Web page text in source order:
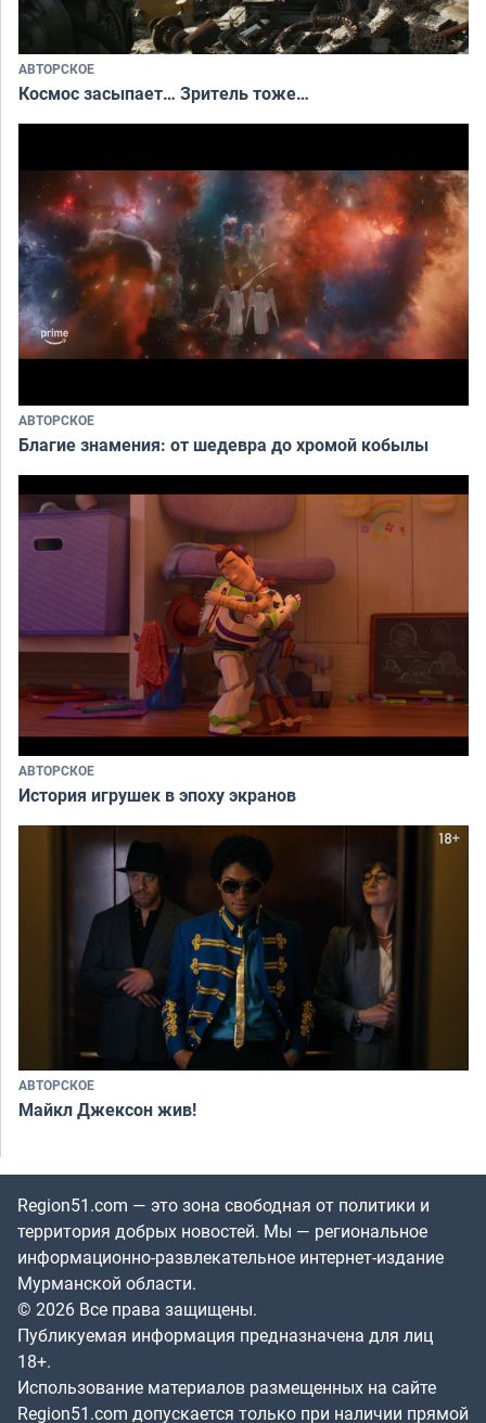
АВТОРСКОЕ
Космос засыпает… Зритель тоже…
АВТОРСКОЕ
Благие знамения: от шедевра до хромой кобылы
АВТОРСКОЕ
История игрушек в эпоху экранов
АВТОРСКОЕ
Майкл Джексон жив!
Region51.com — это зона свободная от политики и
территория добрых новостей. Мы — региональное
информационно-развлекательное интернет-издание
Мурманской области.
© 2026 Все права защищены.
Публикуемая информация предназначена для лиц
18+.
Использование материалов размещенных на сайте
Region51.com допускается только при наличии прямой